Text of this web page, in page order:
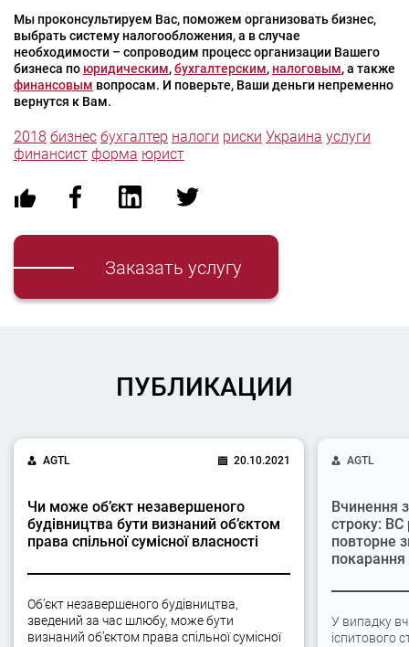
Мы проконсультируем Вас, поможем организовать бизнес,
выбрать систему налогообложения, а в случае
необходимости – сопроводим процесс организации Вашего
бизнеса по юридическим,бухгалтерским, налоговым, а также
финансовым вопросам. И поверьте, Ваши деньги непременно
вернутся к Вам.
2018 бизнес бухгалтер налоги риски Украина услуги
финансист форма юрист
Заказать услугу
ПУБЛИКАЦИИ
AGTL 20.10.2021
Чи може об’єкт незавершеного
будівництва бути визнаний об’єктом
права спільної сумісної власності
Об’єкт незавершеного будівництва,
зведений за час шлюбу, може бути
визнаний об’єктом права спільної сумісної
AGTL
Вчинення
строку: ВС
повторне
У випадку
іспитового